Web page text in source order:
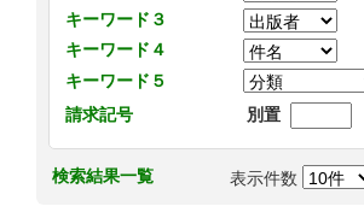
キーワード３
キーワード４
キーワード５
請求記号
別置
検索結果一覧 表示件数